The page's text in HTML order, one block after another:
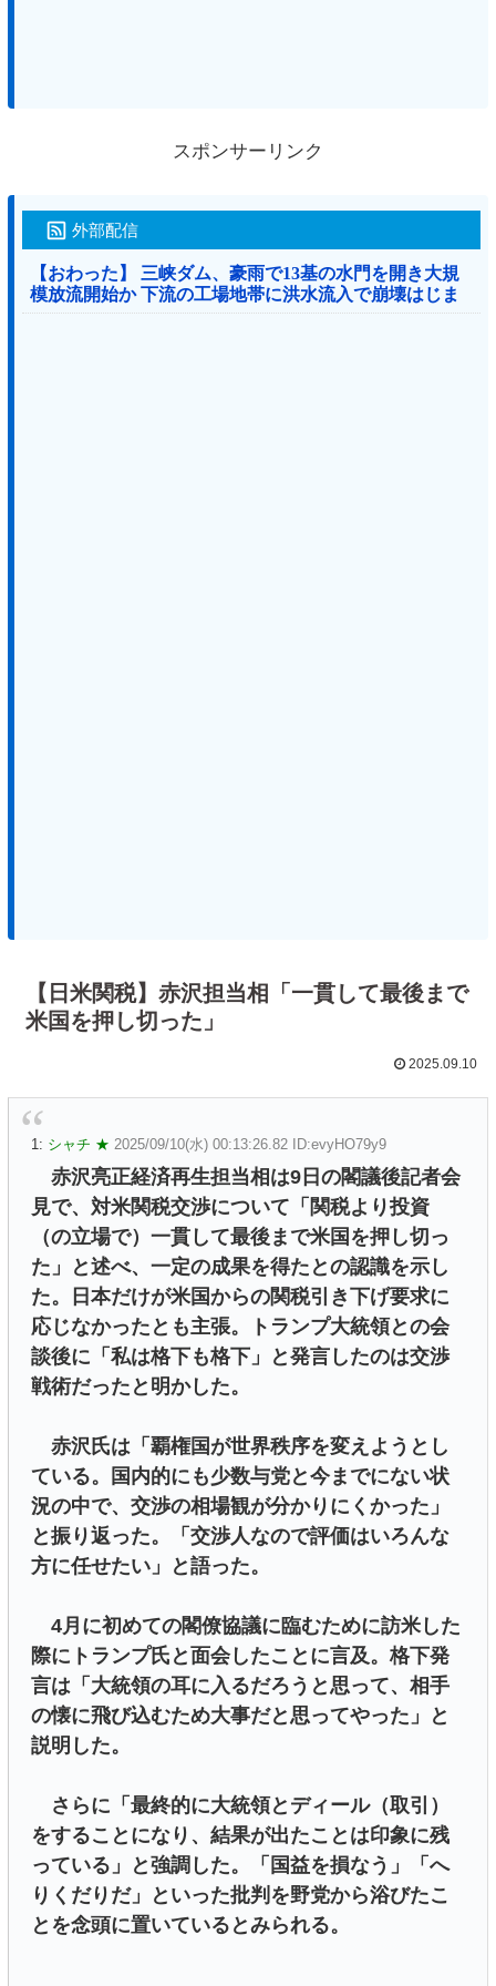
スポンサーリンク
外部配信
【おわった】 三峡ダム、豪雨で13基の水門を開き大規
模放流開始か 下流の工場地帯に洪水流入で崩壊はじま
る
【日米関税】赤沢担当相「一貫して最後まで
米国を押し切った」
2025.09.10
1: シャチ ★ 2025/09/10(水) 00:13:26.82 ID:evyHO79y9
赤沢亮正経済再生担当相は9日の閣議後記者会
見で、対米関税交渉について「関税より投資
（の立場で）一貫して最後まで米国を押し切っ
た」と述べ、一定の成果を得たとの認識を示し
た。日本だけが米国からの関税引き下げ要求に
応じなかったとも主張。トランプ大統領との会
談後に「私は格下も格下」と発言したのは交渉
戦術だったと明かした。
赤沢氏は「覇権国が世界秩序を変えようとし
ている。国内的にも少数与党と今までにない状
況の中で、交渉の相場観が分かりにくかった」
と振り返った。「交渉人なので評価はいろんな
方に任せたい」と語った。
4月に初めての閣僚協議に臨むために訪米した
際にトランプ氏と面会したことに言及。格下発
言は「大統領の耳に入るだろうと思って、相手
の懐に飛び込むため大事だと思ってやった」と
説明した。
さらに「最終的に大統領とディール（取引）
をすることになり、結果が出たことは印象に残
っている」と強調した。「国益を損なう」「へ
りくだりだ」といった批判を野党から浴びたこ
とを念頭に置いているとみられる。